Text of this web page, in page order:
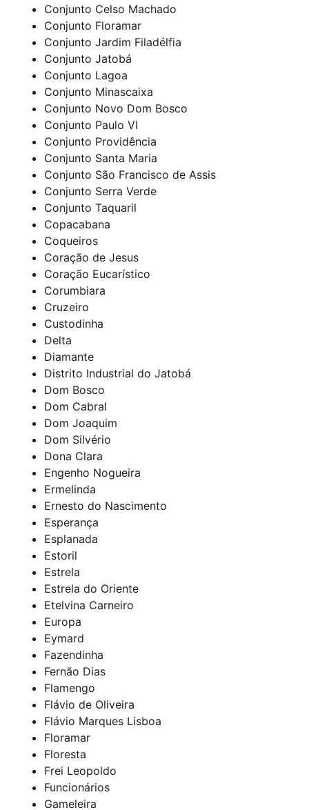
Conjunto Celso Machado
Conjunto Floramar
Conjunto Jardim Filadélfia
Conjunto Jatobá
Conjunto Lagoa
Conjunto Minascaixa
Conjunto Novo Dom Bosco
Conjunto Paulo VI
Conjunto Providência
Conjunto Santa Maria
Conjunto São Francisco de Assis
Conjunto Serra Verde
Conjunto Taquaril
Copacabana
Coqueiros
Coração de Jesus
Coração Eucarístico
Corumbiara
Cruzeiro
Custodinha
Delta
Diamante
Distrito Industrial do Jatobá
Dom Bosco
Dom Cabral
Dom Joaquim
Dom Silvério
Dona Clara
Engenho Nogueira
Ermelinda
Ernesto do Nascimento
Esperança
Esplanada
Estoril
Estrela
Estrela do Oriente
Etelvina Carneiro
Europa
Eymard
Fazendinha
Fernão Dias
Flamengo
Flávio de Oliveira
Flávio Marques Lisboa
Floramar
Floresta
Frei Leopoldo
Funcionários
Gameleira